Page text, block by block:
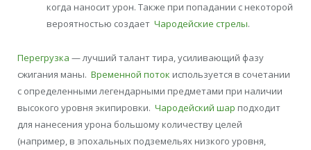
когда наносит урон. Также при попадании с некоторой
вероятностью создает Чародейские стрелы.
Перегрузка — лучший талант тира, усиливающий фазу
сжигания маны. Временной поток используется в сочетании
с определенными легендарными предметами при наличии
высокого уровня экипировки. Чародейский шар подходит
для нанесения урона большому количеству целей
(например, в эпохальных подземельях низкого уровня,